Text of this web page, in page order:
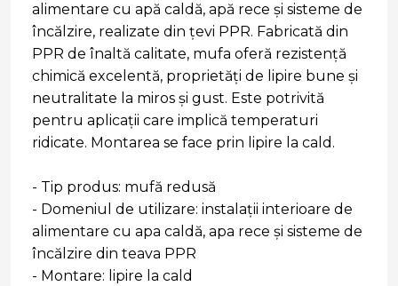
alimentare cu apă caldă, apă rece și sisteme de
încălzire, realizate din țevi PPR. Fabricată din
PPR de înaltă calitate, mufa oferă rezistență
chimică excelentă, proprietăți de lipire bune și
neutralitate la miros și gust. Este potrivită
pentru aplicații care implică temperaturi
ridicate. Montarea se face prin lipire la cald.
- Tip produs: mufă redusă
- Domeniul de utilizare: instalații interioare de
alimentare cu apa caldă, apa rece și sisteme de
încălzire din teava PPR
- Montare: lipire la cald